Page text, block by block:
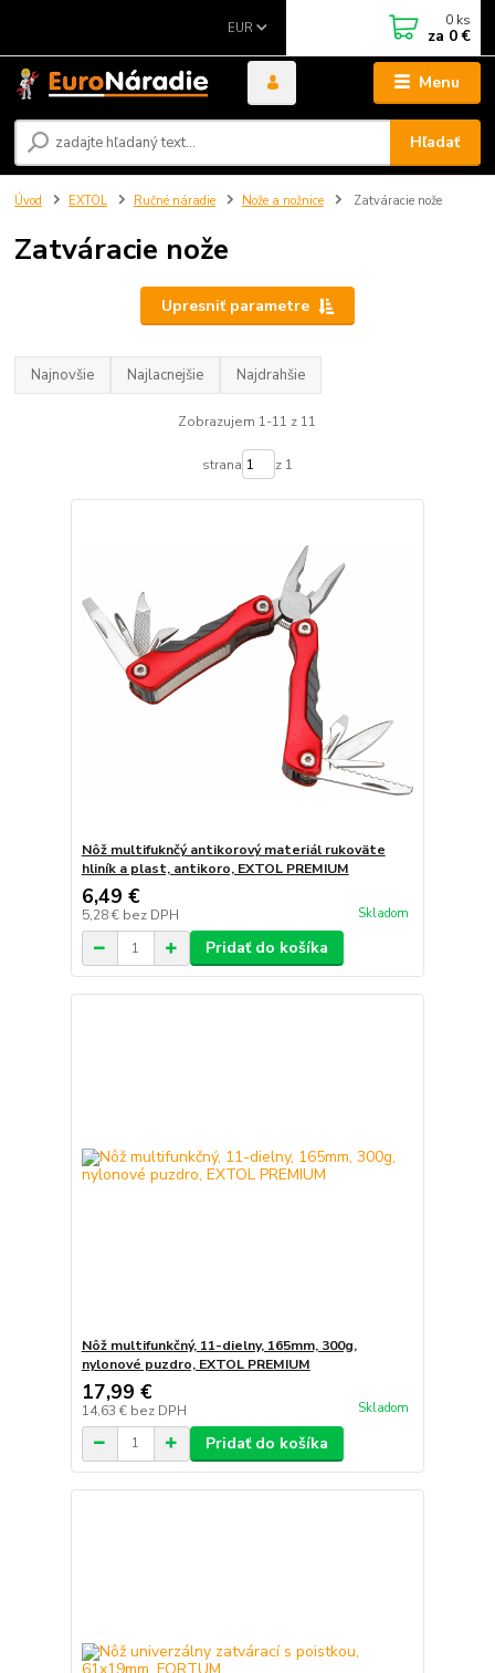
Menu
EUR
Hľadať
0 ks
za 0 €
Úvod EXTOL Ručné náradie Nože a nožnice Zatváracie nože
Zatváracie nože
Upresniť parametre
Najnovšie Najlacnejšie Najdrahšie
Zobrazujem 1-11 z 11
strana z 1
Nôž multifuknčý antikorový materiál rukoväte
hliník a plast, antikoro, EXTOL PREMIUM
6,49 €
5,28 € bez DPH Skladom
Pridať do košíka
Nôž multifunkčný, 11-dielny, 165mm, 300g,
nylonové puzdro, EXTOL PREMIUM
17,99 €
14,63 € bez DPH Skladom
Pridať do košíka